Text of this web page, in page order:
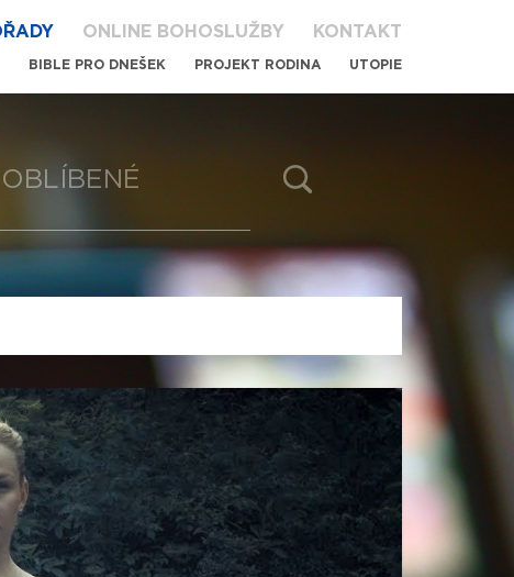
ONLINE BOHOSLUŽBY KONTAKT
BIBLE PRO DNEŠEK PROJEKT RODINA UTOPIE
OBLÍBENÉ